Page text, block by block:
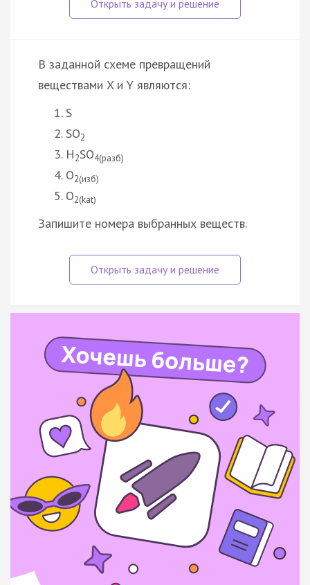
В заданной схеме превращений
веществами X и Y являются:
S
SO2
H2SO4(разб)
O2(изб)
O2(kat)
Запишите номера выбранных веществ.